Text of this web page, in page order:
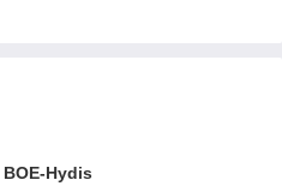
BOE-Hydis